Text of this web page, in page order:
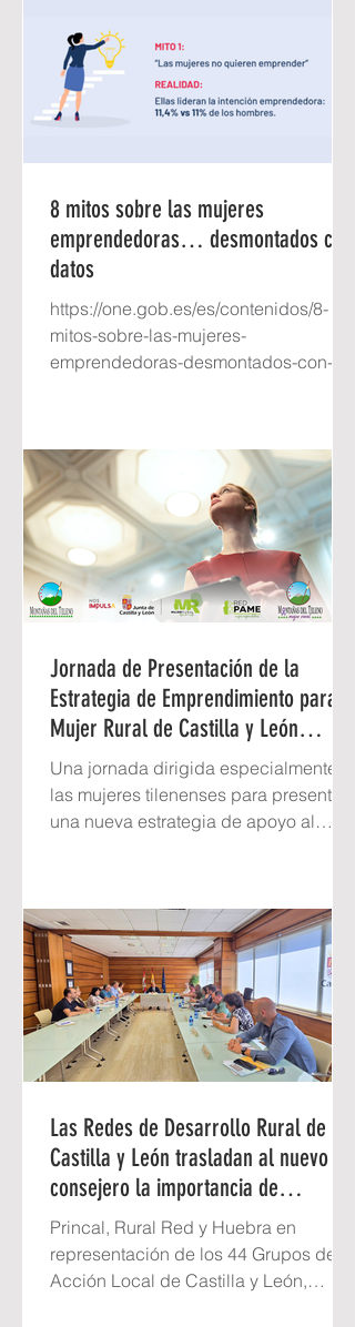
8 mitos sobre las mujeres
emprendedoras… desmontados con
datos
https://one.gob.es/es/contenidos/8-
mitos-sobre-las-mujeres-
emprendedoras-desmontados-con-
Jornada de Presentación de la
Estrategia de Emprendimiento para la
Mujer Rural de Castilla y León
(2025-2027) Mujeres Tilenenses.
Mujeres que dejan huella
Una jornada dirigida especialmente a
las mujeres tilenenses para presentar
una nueva estrategia de apoyo al
espacio de participación, intercambio
y colaboración en Montañas del
Teleno. La jornada tendrá lugar en el
Centro Cultural Ermita del Cristo, de
Lagunas de Somoza, el sábado, 8 de
agosto de 2026, con el siguiente
programa: 11:30 h. Recepción de
asistentes. 11:45 h. Inauguraci
Las Redes de Desarrollo Rural de
Castilla y León trasladan al nuevo
consejero la importancia de
mantener y reforzar el modelo
Leader
Princal, Rural Red y Huebra en
representación de los 44 Grupos de
Acción Local de Castilla y León,